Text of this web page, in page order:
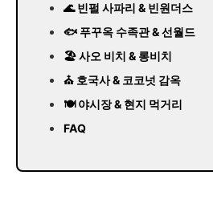
🌊 빈펄 사파리 & 빈원더스
🐟 푸꾸옥 수족관 & 선월드
🏖️ 사오 비치 & 롱비치
⛪ 호국사 & 코코넛 감옥
🍽️ 야시장 & 현지 먹거리
FAQ